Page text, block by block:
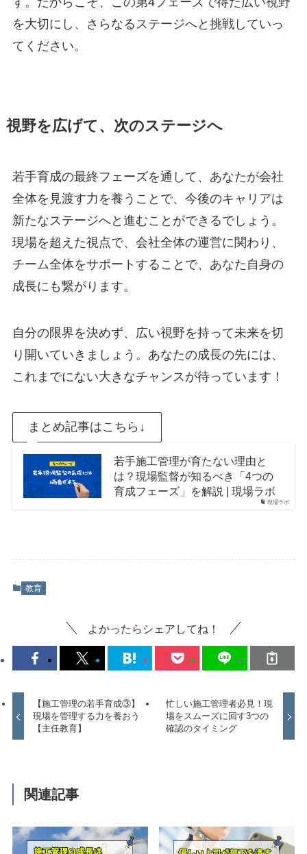
を大切にし、さらなるステージへと挑戦していっ
てください。
視野を広げて、次のステージへ
若手育成の最終フェーズを通して、あなたが会社
全体を見渡す力を養うことで、今後のキャリアは
新たなステージへと進むことができるでしょう。
現場を超えた視点で、会社全体の運営に関わり、
チーム全体をサポートすることで、あなた自身の
成長にも繋がります。
自分の限界を決めず、広い視野を持って未来を切
り開いていきましょう。あなたの成長の先には、
これまでにない大きなチャンスが待っています！
まとめ記事はこちら↓
現場ラボ
若手施工管理が育たない理由と
は？現場監督が知るべき「4つの
育成フェーズ」を解説 | 現場ラボ
教育
よかったらシェアしてね！
【施工管理の若手育成③】
現場を管理する力を養おう
【主任教育】
忙しい施工管理者必見！現
場をスムーズに回す3つの
確認のタイミング
関連記事